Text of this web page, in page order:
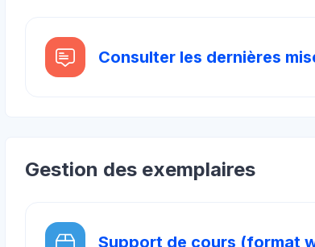
Consulter les dernières
Gestion des exemplaires
Support de cours (format